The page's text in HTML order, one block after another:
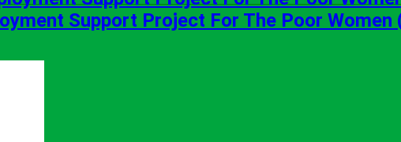
Support Project For The Poor Women